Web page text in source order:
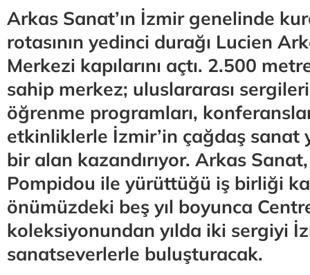
Arkas Sanat’ın İzmir genelinde
rotasının yedinci durağı Lucien
Merkezi kapılarını açtı. 2.500
sahip merkez; uluslararası
öğrenme programları,
etkinliklerle İzmir’in çağdaş sanat
bir alan kazandırıyor. Arkas
Pompidou ile yürüttüğü iş birliği
önümüzdeki beş yıl boyunca
koleksiyonundan yılda iki sergiyi
sanatseverlerle buluşturacak.